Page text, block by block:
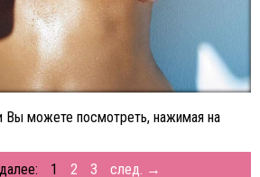
Вы можете посмотреть, нажимая на
1 2 3 след. →